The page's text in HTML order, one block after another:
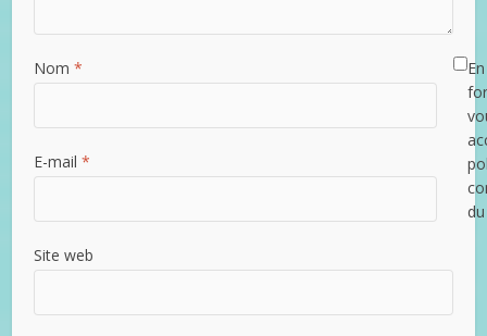
Nom *
E-mail *
Site web